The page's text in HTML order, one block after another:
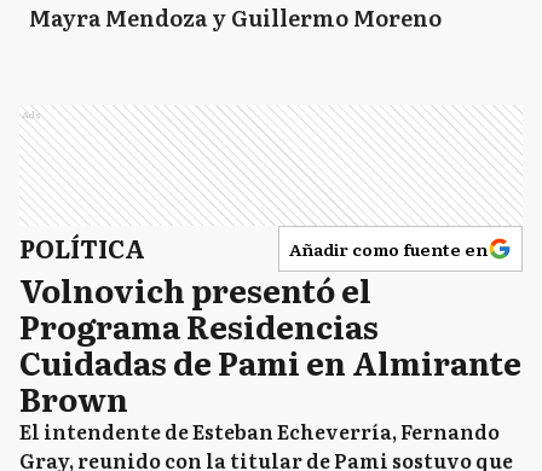
Mayra Mendoza y Guillermo Moreno
Ads
POLÍTICA Añadir como fuente en
Volnovich presentó el
Programa Residencias
Cuidadas de Pami en Almirante
Brown
El intendente de Esteban Echeverría, Fernando
Gray, reunido con la titular de Pami sostuvo que